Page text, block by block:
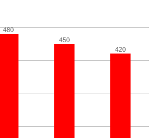
480
450
420